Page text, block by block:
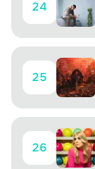
24
25
26